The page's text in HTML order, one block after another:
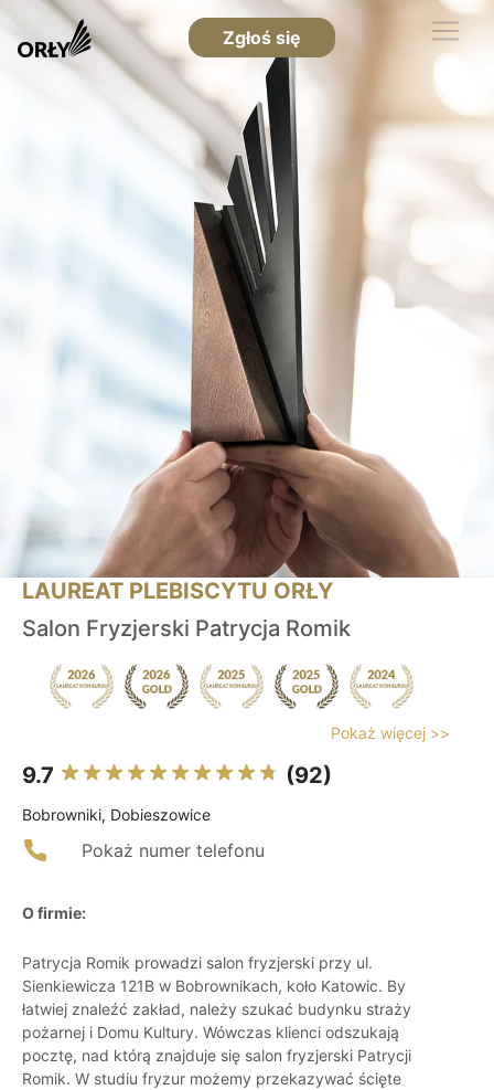
Zgłoś się
LAUREAT PLEBISCYTU ORŁY
Salon Fryzjerski Patrycja Romik
Pokaż więcej >>
9.7 (92)
Bobrowniki, Dobieszowice
Pokaż numer telefonu
O firmie:
Patrycja Romik prowadzi salon fryzjerski przy ul.
Sienkiewicza 121B w Bobrownikach, koło Katowic. By
łatwiej znaleźć zakład, należy szukać budynku straży
pożarnej i Domu Kultury. Wówczas klienci odszukają
pocztę, nad którą znajduje się salon fryzjerski Patrycji
Romik. W studiu fryzur możemy przekazywać ścięte